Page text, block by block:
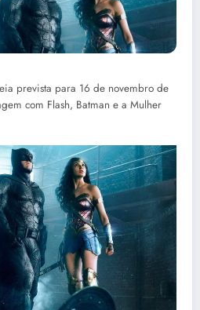
prevista para 16 de novembro de
com Flash, Batman e a Mulher